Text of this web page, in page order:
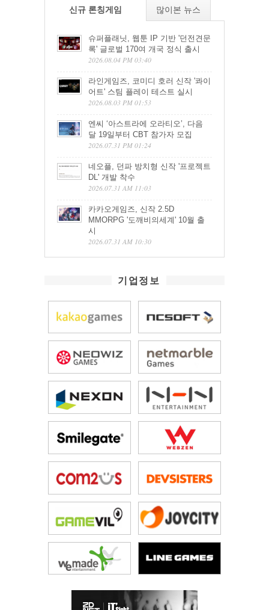
신규 론칭게임 많이본 뉴스
슈퍼플래닛, 웹툰 IP 기반 '던전견문
록' 글로벌 170여 개국 정식 출시
2026.08.04 PM 03:40
라인게임즈, 코미디 호러 신작 '콰이
어트' 스팀 플레이 테스트 실시
2026.08.03 PM 01:53
엔씨 ‘아스트라에 오라티오’, 다음
달 19일부터 CBT 참가자 모집
2026.07.31 PM 01:24
네오플, 던파 방치형 신작 '프로젝트
DL' 개발 착수
2026.07.31 AM 11:03
카카오게임즈, 신작 2.5D
MMORPG '도깨비의세계' 10월 출
시
2026.07.31 AM 10:30
기업정보